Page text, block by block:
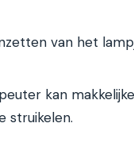
van het
kan
struikelen.